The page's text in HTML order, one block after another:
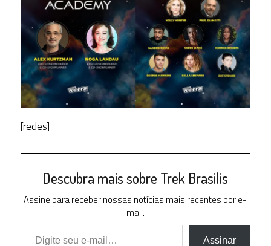
[redes]
Descubra mais sobre Trek Brasilis
Assine para receber nossas notícias mais recentes por e-
mail.
Digite seu e-mail…
Assinar